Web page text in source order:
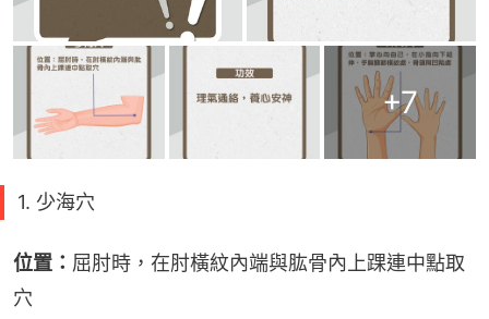
+7
1. 少海穴
位置： 屈肘時，在肘橫紋內端與肱骨內上踝連中點取
穴